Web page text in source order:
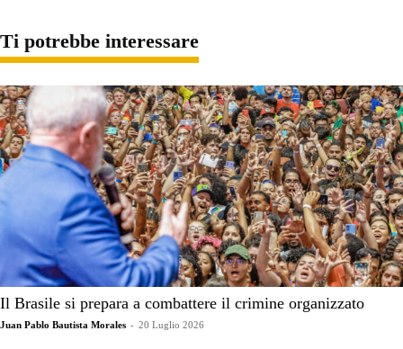
Ti potrebbe interessare
Il Brasile si prepara a combattere il crimine organizzato
Juan Pablo Bautista Morales - 20 Luglio 2026